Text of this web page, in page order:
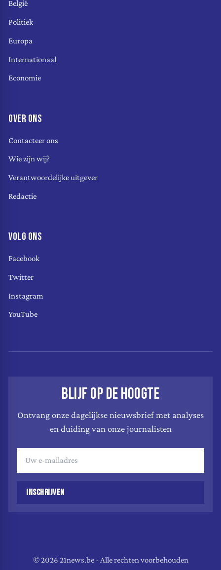
België
Politiek
Europa
Internationaal
Economie
OVER ONS
Contacteer ons
Wie zijn wij?
Verantwoordelijke uitgever
Redactie
VOLG ONS
Facebook
Twitter
Instagram
YouTube
BLIJF OP DE HOOGTE
Ontvang onze dagelijkse nieuwsbrief met analyses
en duiding van onze journalisten
INSCHRIJVEN
© 2026 21news.be - Alle rechten voorbehouden